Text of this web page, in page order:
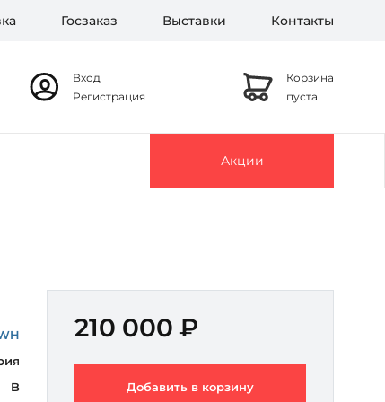
Госзаказ Выставки Контакты
Вход
Регистрация
Корзина
пуста
Акции
B
210 000 ₽
Добавить в корзину